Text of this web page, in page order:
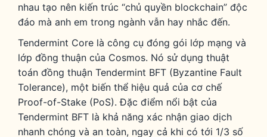
nhau tạo nên kiến trúc “chủ quyền blockchain” độc
đáo mà anh em trong ngành vẫn hay nhắc đến.
Tendermint Core là công cụ đóng gói lớp mạng và
lớp đồng thuận của Cosmos. Nó sử dụng thuật
toán đồng thuận Tendermint BFT (Byzantine Fault
Tolerance), một biến thể hiệu quả của cơ chế
Proof-of-Stake (PoS). Đặc điểm nổi bật của
Tendermint BFT là khả năng xác nhận giao dịch
nhanh chóng và an toàn, ngay cả khi có tới 1/3 số